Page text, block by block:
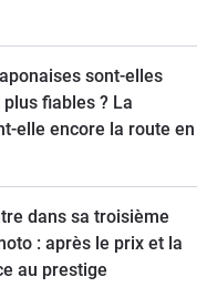
sont-elles
fiables ? La
elle encore la route en
dans sa troisième
: après le prix et la
au prestige